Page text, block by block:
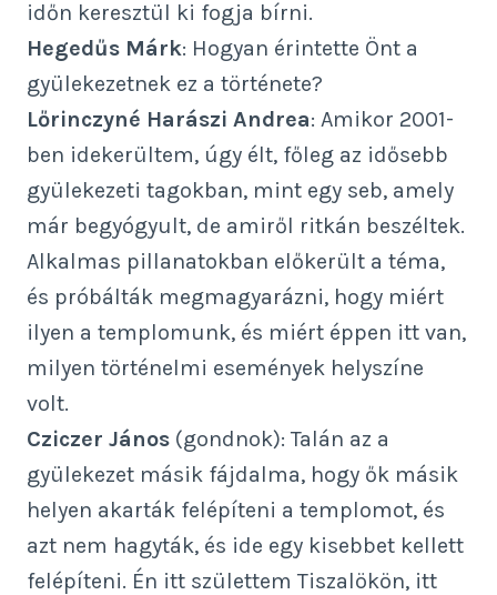
időn keresztül ki fogja bírni.
Hegedűs Márk: Hogyan érintette Önt a
gyülekezetnek ez a története?
Lőrinczyné Harászi Andrea: Amikor 2001-
ben idekerültem, úgy élt, főleg az idősebb
gyülekezeti tagokban, mint egy seb, amely
már begyógyult, de amiről ritkán beszéltek.
Alkalmas pillanatokban előkerült a téma,
és próbálták megmagyarázni, hogy miért
ilyen a templomunk, és miért éppen itt van,
milyen történelmi események helyszíne
volt.
Cziczer János (gondnok): Talán az a
gyülekezet másik fájdalma, hogy ők másik
helyen akarták felépíteni a templomot, és
azt nem hagyták, és ide egy kisebbet kellett
felépíteni. Én itt születtem Tiszalökön, itt